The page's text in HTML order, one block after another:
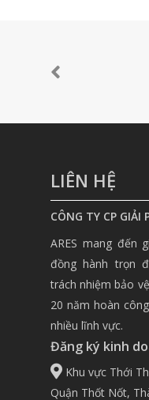
LIÊN HỆ
CÔNG TY CP GIẢI
ARES mang đến
đồng hành trọn
trách nhiệm bảo
20 năm hoàn
nhiều lĩnh vực.
Đăng ký kinh
Khu vực Thới
Quận Thốt Nốt,